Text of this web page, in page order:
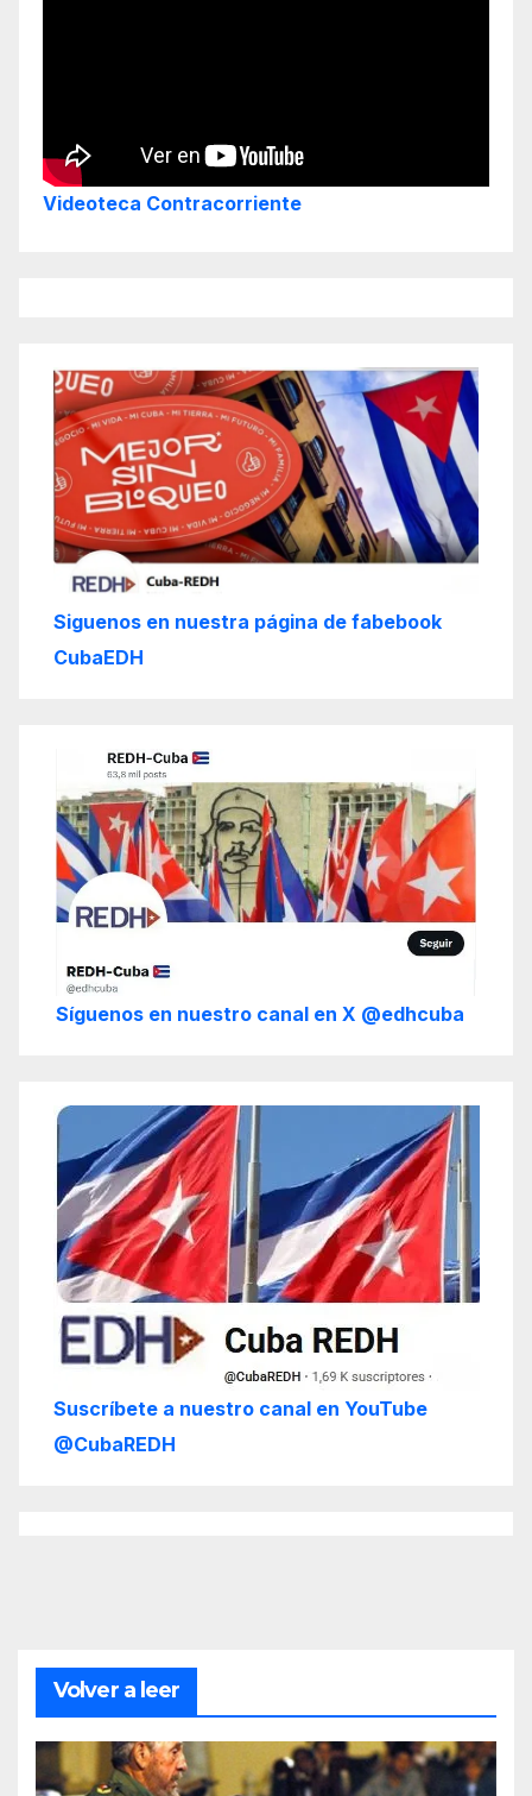
Videoteca Contracorriente
Siguenos en nuestra página de fabebook
CubaEDH
Síguenos en nuestro canal en X @edhcuba
Suscríbete a nuestro canal en YouTube
@CubaREDH
Volver a leer